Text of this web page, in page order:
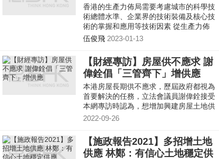
香港的生產力佈局需要考慮城市的科學技
術總體水準、企業界的技術裝備及核心技
術的掌握和應用等技術因素 從生產力佈
局視角看，「明日大嶼」計畫的實施有必
伍俊飛 2023-01-13
【財經專訪】房屋供不應求 謝
偉銓倡「三管齊下」增供應
本港房屋長期供不應求，歷屆政府都視為
首要解決的任務，立法會議員謝偉銓接受
本網專訪時認為，想增加興建房屋土地供
應不外乎三個做法，分別是填海、改變土
2022-09-26
【施政報告2021】多招增土地
供應 林鄭：有信心土地穩定供